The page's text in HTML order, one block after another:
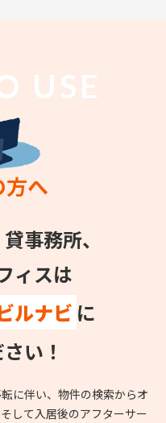
USE
へ
事務所、
ィスは
ルナビ に
い！
に伴い、物件の検索からオ
して入居後のアフターサー